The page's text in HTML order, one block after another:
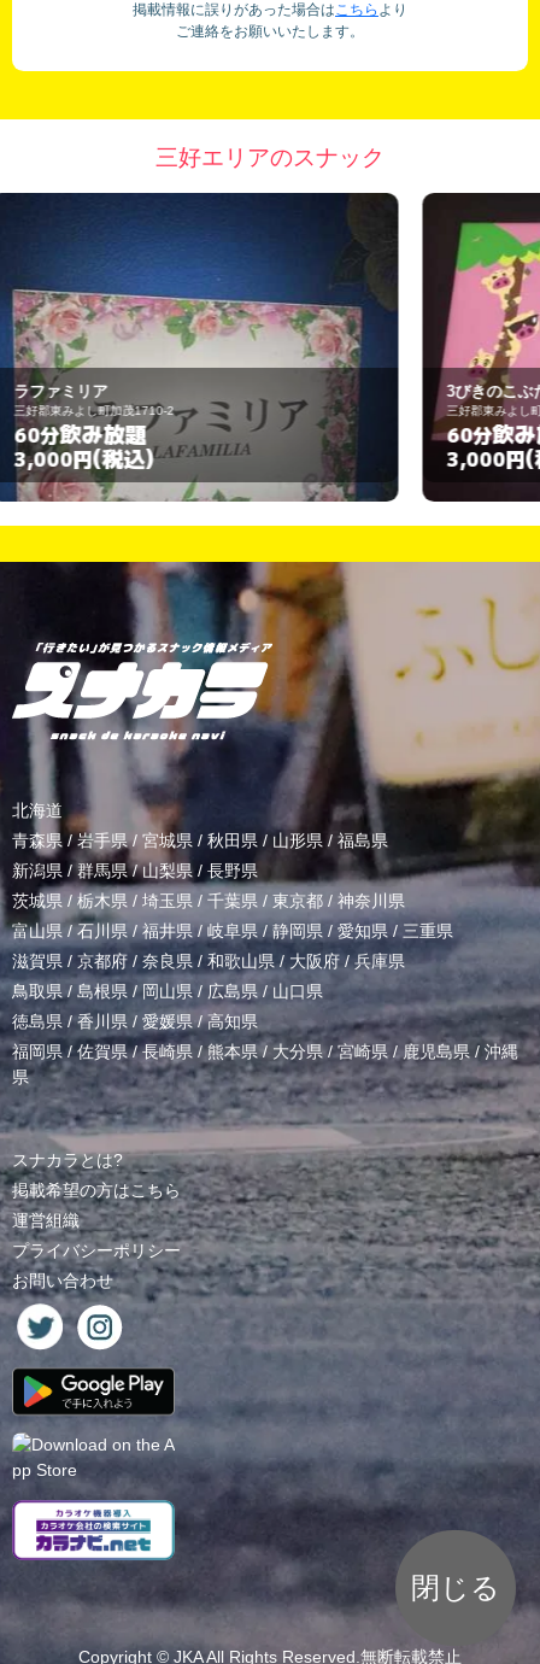
掲載情報に誤りがあった場合はこちら より
ご連絡をお願いいたします。
三好エリアのスナック
三好郡東みよし町加茂1710-2
60分 飲み放題
3,000円(税込)
北海道
青森県 / 岩手県/ 宮城県 / 秋田県 / 山形県/ 福島県
新潟県 /群馬県/山梨県 / 長野県
茨城県 / 栃木県 / 埼玉県 / 千葉県 / 東京都 / 神奈川県
富山県 /石川県/福井県/岐阜県 / 静岡県 / 愛知県 / 三重県
滋賀県 / 京都府 / 奈良県 / 和歌山県/ 大阪府 /兵庫県
鳥取県/ 島根県 /岡山県/ 広島県 / 山口県
徳島県 /香川県 / 愛媛県/高知県
福岡県/佐賀県/長崎県 /熊本県/ 大分県/宮崎県 /鹿児島県 / 沖縄
県
スナカラとは?
掲載希望の方はこちら
運営組織
プライバシーポリシー
お問い合わせ
Copyright © JKAAll Rights Reserved.無断転載禁止
閉じる